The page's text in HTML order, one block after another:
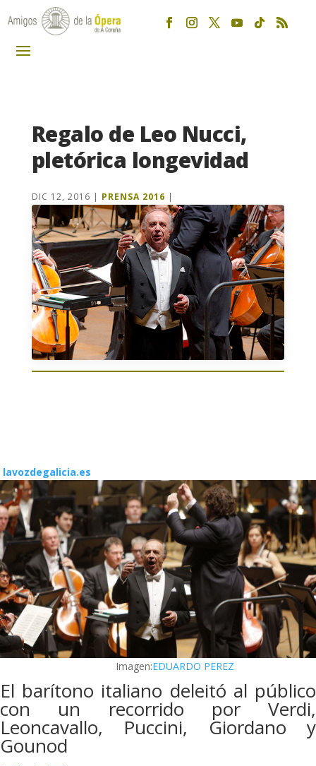
Regalo de Leo Nucci,
pletórica longevidad
DIC 12, 2016 | PRENSA 2016 |
lavozdegalicia.es
Imagen:EDUARDO PEREZ
El barítono italiano deleitó al público
con un recorrido por Verdi,
Leoncavallo, Puccini, Giordano y
Gounod